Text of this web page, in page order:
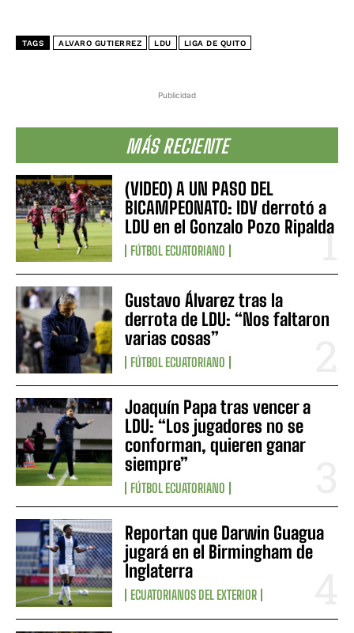
Publicidad
MÁS RECIENTE
(VIDEO) A UN PASO DEL
BICAMPEONATO: IDV derrotó a
LDU en el Gonzalo Pozo Ripalda
FÚTBOL ECUATORIANO
Gustavo Álvarez tras la
derrota de LDU: “Nos faltaron
varias cosas”
FÚTBOL ECUATORIANO
Joaquín Papa tras vencer a
LDU: “Los jugadores no se
conforman, quieren ganar
siempre”
FÚTBOL ECUATORIANO
Reportan que Darwin Guagua
jugará en el Birmingham de
Inglaterra
ECUATORIANOS DEL EXTERIOR
TAGS ALVARO GUTIERREZ LDU LIGA DE QUITO